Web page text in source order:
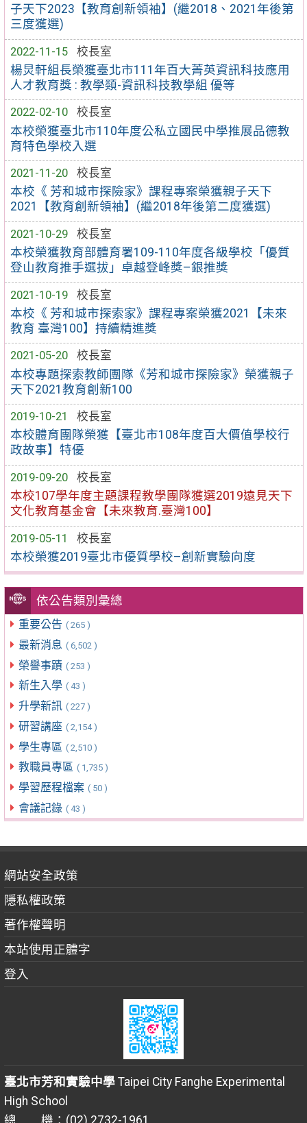
子天下2023【教育創新領袖】(繼2018、2021年後第
三度獲選)
2022-11-15
校長室
楊炅軒組長榮獲臺北市111年百大菁英資訊科技應用
人才教育獎 : 教學類-資訊科技教學組 優等
2022-02-10
校長室
本校榮獲臺北市110年度公私立國民中學推展品德教
育特色學校入選
2021-11-20
校長室
本校《 芳和城市探險家》課程專案榮獲親子天下
2021【教育創新領袖】(繼2018年後第二度獲選)
2021-10-29
校長室
本校榮獲教育部體育署109-110年度各級學校「優質
登山教育推手選拔」卓越登峰獎–銀推獎
2021-10-19
校長室
本校《 芳和城市探索家》課程專案榮獲2021【未來
教育 臺灣100】持續精進獎
2021-05-20
校長室
本校專題探索教師團隊《芳和城市探險家》榮獲親子
天下2021教育創新100
2019-10-21
校長室
本校體育團隊榮獲【臺北市108年度百大價值學校行
政故事】特優
2019-09-20
校長室
本校107學年度主題課程教學團隊獲選2019遠見天下
文化教育基金會【未來教育.臺灣100】
2019-05-11
校長室
本校榮獲2019臺北市優質學校–創新實驗向度
依公告類別彙總
重要公告 ( 265 )
最新消息 ( 6,502 )
榮譽事蹟 ( 253 )
新生入學 ( 43 )
升學新訊 ( 227 )
研習講座 ( 2,154 )
學生專區 ( 2,510 )
教職員專區 ( 1,735 )
學習歷程檔案 ( 50 )
會議記錄 ( 43 )
網站安全政策
隱私權政策
著作權聲明
本站使用正體字
登入
臺北市芳和實驗中學Taipei City Fanghe Experimental
High School
總 機：(02) 2732-1961